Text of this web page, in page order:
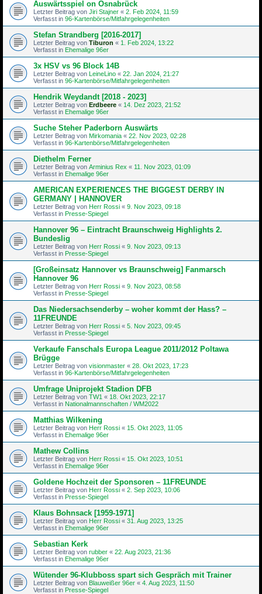
Auswärtsspiel on Osnabrück
Letzter Beitrag von Jiri Stajner « 2. Feb 2024, 11:59
Verfasst in 96-Kartenbörse/Mitfahrgelegenheiten
Stefan Strandberg [2016-2017]
Letzter Beitrag von Tiburon « 1. Feb 2024, 13:22
Verfasst in Ehemalige 96er
3x HSV vs 96 Block 14B
Letzter Beitrag von LeineLino « 22. Jan 2024, 21:27
Verfasst in 96-Kartenbörse/Mitfahrgelegenheiten
Hendrik Weydandt [2018 - 2023]
Letzter Beitrag von Erdbeere « 14. Dez 2023, 21:52
Verfasst in Ehemalige 96er
Suche Steher Paderborn Auswärts
Letzter Beitrag von Mirkomania « 22. Nov 2023, 02:28
Verfasst in 96-Kartenbörse/Mitfahrgelegenheiten
Diethelm Ferner
Letzter Beitrag von Arminius Rex « 11. Nov 2023, 01:09
Verfasst in Ehemalige 96er
AMERICAN EXPERIENCES THE BIGGEST DERBY IN
GERMANY | HANNOVER
Letzter Beitrag von Herr Rossi « 9. Nov 2023, 09:18
Verfasst in Presse-Spiegel
Hannover 96 – Eintracht Braunschweig Highlights 2.
Bundeslig
Letzter Beitrag von Herr Rossi « 9. Nov 2023, 09:13
Verfasst in Presse-Spiegel
[Großeinsatz Hannover vs Braunschweig] Fanmarsch
Hannover 96
Letzter Beitrag von Herr Rossi « 9. Nov 2023, 08:58
Verfasst in Presse-Spiegel
Das Niedersachsenderby – woher kommt der Hass? –
11FREUNDE
Letzter Beitrag von Herr Rossi « 5. Nov 2023, 09:45
Verfasst in Presse-Spiegel
Verkaufe Fanschals Europa League 2011/2012 Poltawa
Brügge
Letzter Beitrag von visionmaster « 28. Okt 2023, 17:23
Verfasst in 96-Kartenbörse/Mitfahrgelegenheiten
Umfrage Uniprojekt Stadion DFB
Letzter Beitrag von TW1 « 18. Okt 2023, 22:17
Verfasst in Nationalmannschaften / WM2022
Matthias Wilkening
Letzter Beitrag von Herr Rossi « 15. Okt 2023, 11:05
Verfasst in Ehemalige 96er
Mathew Collins
Letzter Beitrag von Herr Rossi « 15. Okt 2023, 10:51
Verfasst in Ehemalige 96er
Goldene Hochzeit der Sponsoren – 11FREUNDE
Letzter Beitrag von Herr Rossi « 2. Sep 2023, 10:06
Verfasst in Presse-Spiegel
Klaus Bohnsack [1959-1971]
Letzter Beitrag von Herr Rossi « 31. Aug 2023, 13:25
Verfasst in Ehemalige 96er
Sebastian Kerk
Letzter Beitrag von rubber « 22. Aug 2023, 21:36
Verfasst in Ehemalige 96er
Wütender 96-Klubboss spart sich Gespräch mit Trainer
Letzter Beitrag von Blauweißer 96er « 4. Aug 2023, 11:50
Verfasst in Presse-Spiegel